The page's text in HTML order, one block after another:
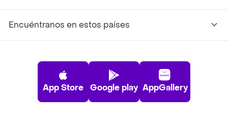
Encuéntranos en estos países
App Store Google play AppGallery